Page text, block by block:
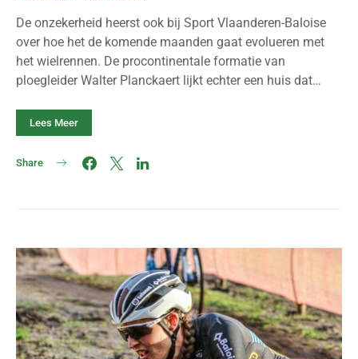
De onzekerheid heerst ook bij Sport Vlaanderen-Baloise
over hoe het de komende maanden gaat evolueren met
het wielrennen. De procontinentale formatie van
ploegleider Walter Planckaert lijkt echter een huis dat…
Lees Meer
Share